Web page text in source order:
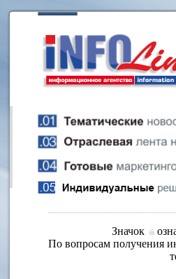
Значок
По вопросам получения